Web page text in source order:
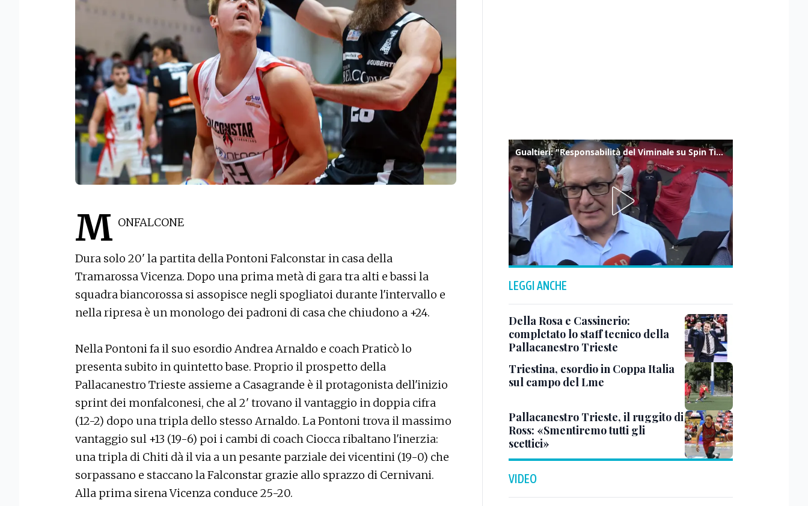
M ONFALCONE
Dura solo 20' la partita della Pontoni Falconstar in casa della
Tramarossa Vicenza. Dopo una prima metà di gara tra alti e bassi la
squadra biancorossa si assopisce negli spogliatoi durante l'intervallo e
nella ripresa è un monologo dei padroni di casa che chiudono a +24.
Nella Pontoni fa il suo esordio Andrea Arnaldo e coach Praticò lo
presenta subito in quintetto base. Proprio il prospetto della
Pallacanestro Trieste assieme a Casagrande è il protagonista dell'inizio
sprint dei monfalconesi, che al 2' trovano il vantaggio in doppia cifra
(12-2) dopo una tripla dello stesso Arnaldo. La Pontoni trova il massimo
vantaggio sul +13 (19-6) poi i cambi di coach Ciocca ribaltano l'inerzia:
una tripla di Chiti dà il via a un pesante parziale dei vicentini (19-0) che
sorpassano e staccano la Falconstar grazie allo sprazzo di Cernivani.
Alla prima sirena Vicenza conduce 25-20.
Gualtieri: "Responsabilità del Viminale su Spin Time? La posizione dei partiti è nota"
LEGGI ANCHE
Della Rosa e Cassinerio:
completato lo staff tecnico della
Pallacanestro Trieste
Triestina, esordio in Coppa Italia
sul campo del Lme
Pallacanestro Trieste, il ruggito di
Ross: «Smentiremo tutti gli
scettici»
VIDEO